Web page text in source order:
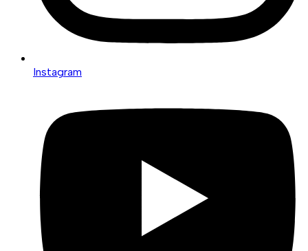
Instagram